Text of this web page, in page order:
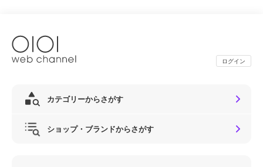
ログイン
カテゴリーからさがす
ショップ・ブランドからさがす